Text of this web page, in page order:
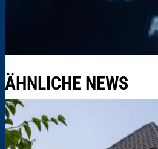
ÄHNLICHE NEWS